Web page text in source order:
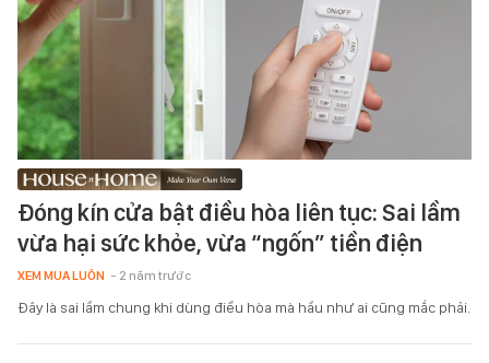
Đóng kín cửa bật điều hòa liên tục: Sai lầm
vừa hại sức khỏe, vừa “ngốn” tiền điện
XEM MUA LUÔN - 2 năm trước
Đây là sai lầm chung khi dùng điều hòa mà hầu như ai cũng mắc phải.